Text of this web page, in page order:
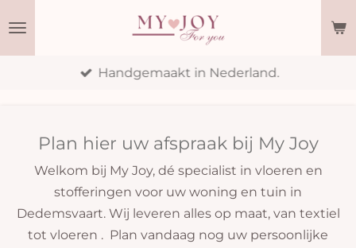
Handgemaakt in Nederland.
Plan hier uw afspraak bij My Joy
Welkom bij My Joy, dé specialist in vloeren en
stofferingen voor uw woning en tuin in
Dedemsvaart. Wij leveren alles op maat, van textiel
tot vloeren . Plan vandaag nog uw persoonlijke